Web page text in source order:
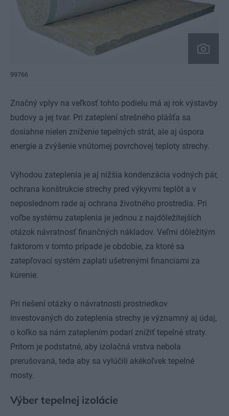
99766
Značný vplyv na veľkosť tohto podielu má aj rok výstavby
budovy a jej tvar. Pri zateplení strešného plášťa sa
dosiahne nielen zníženie tepelných strát, ale aj úspora
energie a zvýšenie vnútornej povrchovej teploty strechy.
Výhodou zateplenia je aj nižšia kondenzácia vodných pár,
ochrana konštrukcie strechy pred výkyvmi teplôt a v
neposlednom rade aj ochrana životného prostredia. Pri
voľbe systému zateplenia je jednou z najdôležitejších
otázok návratnosť finančných nákladov. Veľmi dôležitým
faktorom v tomto prípade je obdobie, za ktoré sa
zatepľovací systém zaplatí ušetrenými financiami za
kúrenie.
Pri riešení otázky o návratnosti prostriedkov
investovaných do zateplenia strechy je významný aj údaj,
o koľko sa nám zateplením podarí znížiť tepelné straty.
Pritom je podstatné, aby izolačná vrstva nebola
prerušovaná, teda aby sa vylúčili akékoľvek tepelné
mosty.
Výber tepelnej izolácie